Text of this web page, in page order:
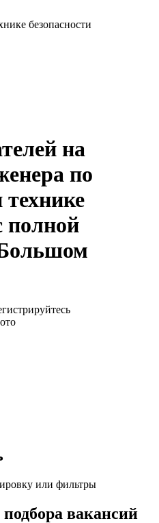
безопасности
на
по
технике
полной
или фильтры
вакансий